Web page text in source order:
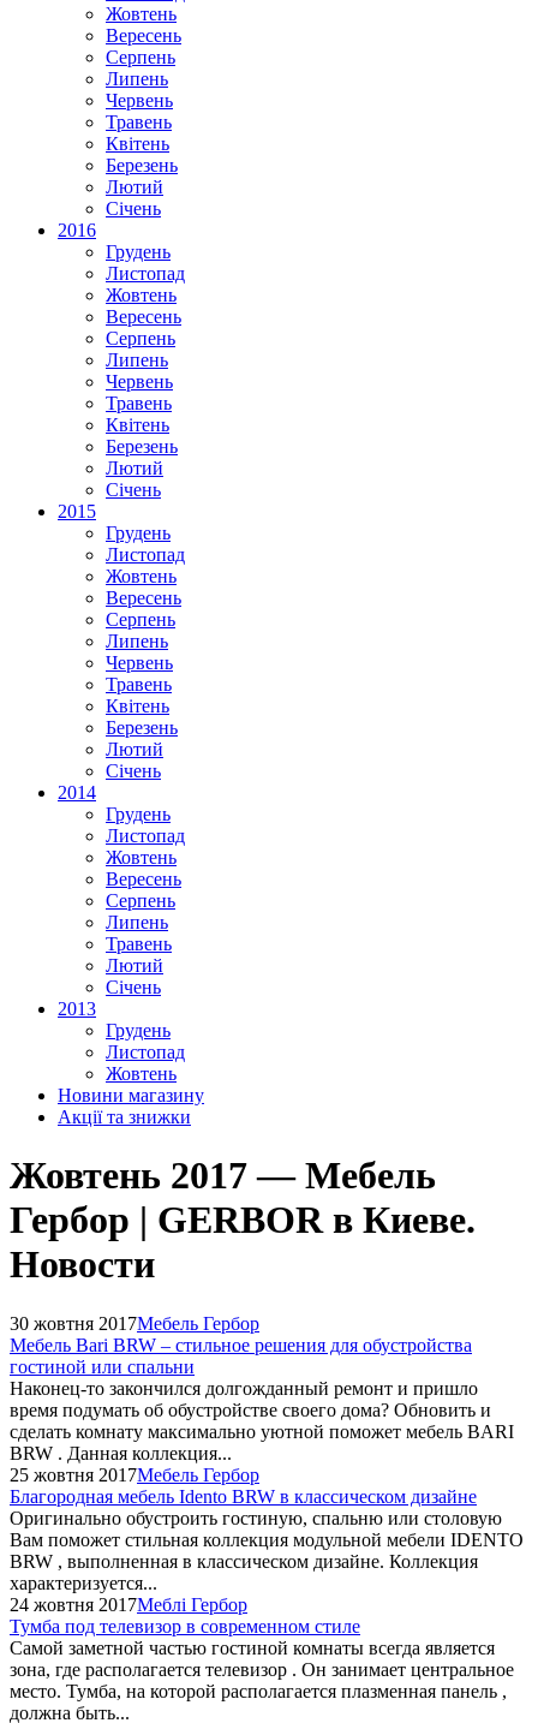
Жовтень
Вересень
Серпень
Липень
Червень
Травень
Квітень
Березень
Лютий
Січень
2016
Грудень
Листопад
Жовтень
Вересень
Серпень
Липень
Червень
Травень
Квітень
Березень
Лютий
Січень
2015
Грудень
Листопад
Жовтень
Вересень
Серпень
Липень
Червень
Травень
Квітень
Березень
Лютий
Січень
2014
Грудень
Листопад
Жовтень
Вересень
Серпень
Липень
Травень
Лютий
Січень
2013
Грудень
Листопад
Жовтень
Новини магазину
Акції та знижки
Жовтень 2017 — Мебель
Гербор | GERBOR в Киеве.
Новости
30 жовтня 2017Мебель Гербор
Мебель Bari BRW – стильное решения для обустройства
гостиной или спальни
Наконец-то закончился долгожданный ремонт и пришло
время подумать об обустройстве своего дома? Обновить и
сделать комнату максимально уютной поможет мебель BARI
BRW . Данная коллекция...
25 жовтня 2017Мебель Гербор
Благородная мебель Idento BRW в классическом дизайне
Оригинально обустроить гостиную, спальню или столовую
Вам поможет стильная коллекция модульной мебели IDENTO
BRW , выполненная в классическом дизайне. Коллекция
характеризуется...
24 жовтня 2017Меблі Гербор
Тумба под телевизор в современном стиле
Самой заметной частью гостиной комнаты всегда является
зона, где располагается телевизор . Он занимает центральное
место. Тумба, на которой располагается плазменная панель ,
должна быть...